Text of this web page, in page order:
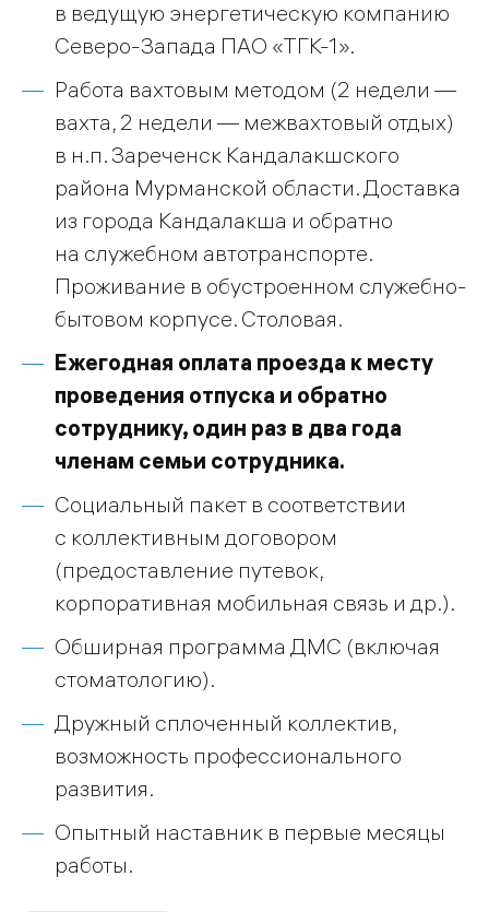
в ведущую энергетическую компанию
Северо-Запада ПАО «ТГК-1».
Работа вахтовым методом (2 недели —
вахта, 2 недели — межвахтовый отдых)
в н.п. Зареченск Кандалакшского
района Мурманской области. Доставка
из города Кандалакша и обратно
на служебном автотранспорте.
Проживание в обустроенном служебно-
бытовом корпусе. Столовая.
Ежегодная оплата проезда к месту
проведения отпуска и обратно
сотруднику, один раз в два года
членам семьи сотрудника.
Социальный пакет в соответствии
с коллективным договором
(предоставление путевок,
корпоративная мобильная связь и др.).
Обширная программа ДМС (включая
стоматологию).
Дружный сплоченный коллектив,
возможность профессионального
развития.
Опытный наставник в первые месяцы
работы.